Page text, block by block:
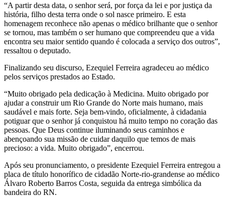
“A partir desta data, o senhor será, por força da lei e por justiça da
história, filho desta terra onde o sol nasce primeiro. E esta
homenagem reconhece não apenas o médico brilhante que o senhor
se tornou, mas também o ser humano que compreendeu que a vida
encontra seu maior sentido quando é colocada a serviço dos outros”,
ressaltou o deputado.
Finalizando seu discurso, Ezequiel Ferreira agradeceu ao médico
pelos serviços prestados ao Estado.
“Muito obrigado pela dedicação à Medicina. Muito obrigado por
ajudar a construir um Rio Grande do Norte mais humano, mais
saudável e mais forte. Seja bem-vindo, oficialmente, à cidadania
potiguar que o senhor já conquistou há muito tempo no coração das
pessoas. Que Deus continue iluminando seus caminhos e
abençoando sua missão de cuidar daquilo que temos de mais
precioso: a vida. Muito obrigado”, encerrou.
Após seu pronunciamento, o presidente Ezequiel Ferreira entregou a
placa de título honorífico de cidadão Norte-rio-grandense ao médico
Álvaro Roberto Barros Costa, seguida da entrega simbólica da
bandeira do RN.